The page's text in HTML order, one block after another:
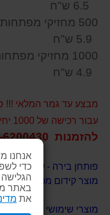
אנחנו
כדי
באתר
את
500 מחזיקי מפתחות
1000 מחזיקי מפתחות
מבצע עד גמר המלאי !!!
עבור רכישה של 1000 יחידות ממוצר זה.
להזמנות 03-6200430
פותחן בירה - ליזארט
מוצר קידום מכירות
מוצרי שימושי עם חריטת